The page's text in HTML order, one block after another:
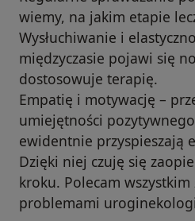
wiemy, na jakim etapie
Wysłuchiwanie i
międzyczasie pojawi się
dostosowuje terapię.
Empatię i motywację –
umiejętności
ewidentnie przyspieszają
Dzięki niej czuję się
kroku. Polecam
problemami